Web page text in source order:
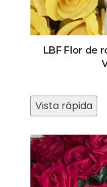
LBF Flor de
Vista rápida